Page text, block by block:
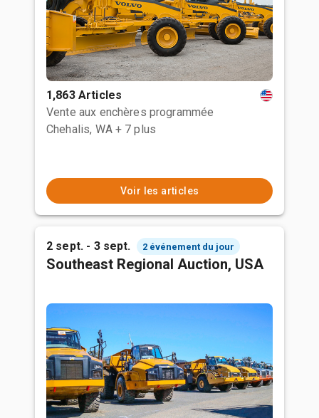
1,863 Articles
Vente aux enchères programmée
Chehalis, WA + 7 plus
Voir les articles
2 sept. - 3 sept. 2 événement du jour
Southeast Regional Auction, USA